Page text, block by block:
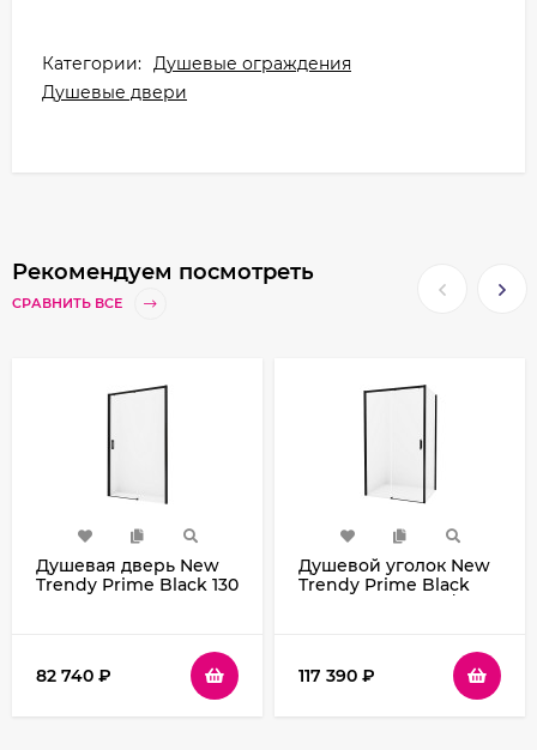
Категории: Душевые ограждения
Душевые двери
Рекомендуем посмотреть
СРАВНИТЬ ВСЕ
Душевая дверь New
Trendy Prime Black 130
82 740 ₽
Душевой уголок New
Trendy Prime Black
117 390 ₽